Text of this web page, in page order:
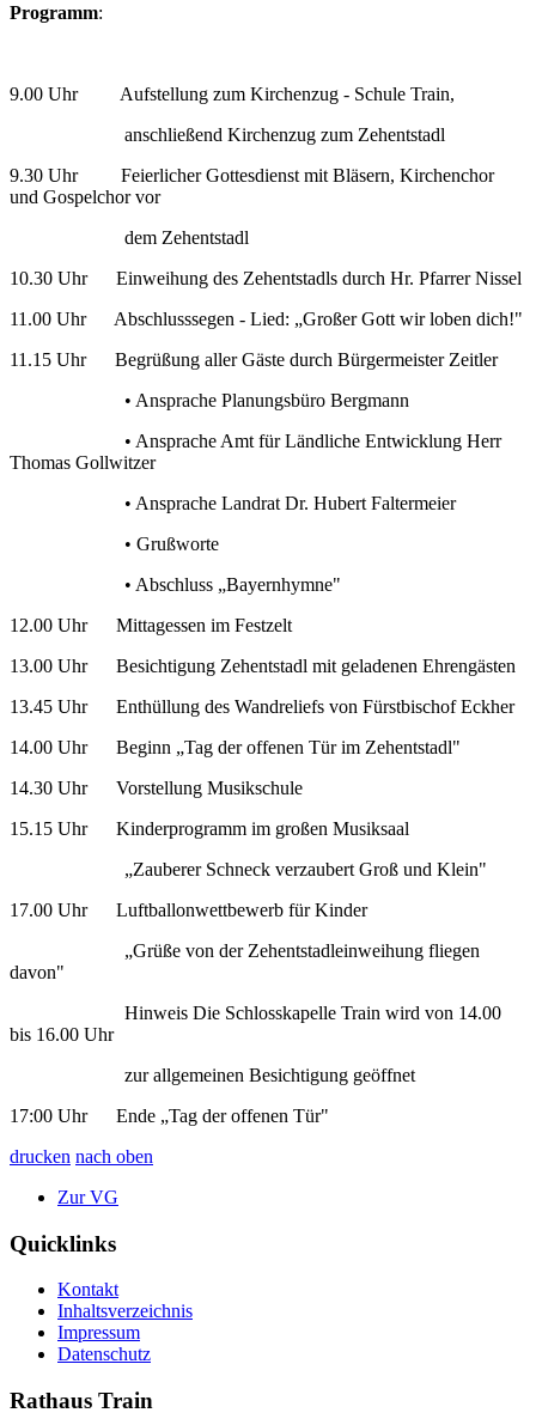
Programm:
9.00 Uhr Aufstellung zum Kirchenzug - Schule Train,
anschließend Kirchenzug zum Zehentstadl
9.30 Uhr Feierlicher Gottesdienst mit Bläsern, Kirchenchor
und Gospelchor vor
dem Zehentstadl
10.30 Uhr Einweihung des Zehentstadls durch Hr. Pfarrer Nissel
11.00 Uhr Abschlusssegen - Lied: „Großer Gott wir loben dich!"
11.15 Uhr Begrüßung aller Gäste durch Bürgermeister Zeitler
• Ansprache Planungsbüro Bergmann
• Ansprache Amt für Ländliche Entwicklung Herr
Thomas Gollwitzer
• Ansprache Landrat Dr. Hubert Faltermeier
• Grußworte
• Abschluss „Bayernhymne"
12.00 Uhr Mittagessen im Festzelt
13.00 Uhr Besichtigung Zehentstadl mit geladenen Ehrengästen
13.45 Uhr Enthüllung des Wandreliefs von Fürstbischof Eckher
14.00 Uhr Beginn „Tag der offenen Tür im Zehentstadl"
14.30 Uhr Vorstellung Musikschule
15.15 Uhr Kinderprogramm im großen Musiksaal
„Zauberer Schneck verzaubert Groß und Klein"
17.00 Uhr Luftballonwettbewerb für Kinder
„Grüße von der Zehentstadleinweihung fliegen
davon"
Hinweis Die Schlosskapelle Train wird von 14.00
bis 16.00 Uhr
zur allgemeinen Besichtigung geöffnet
17:00 Uhr Ende „Tag der offenen Tür"
drucken nach oben
Zur VG
Quicklinks
Kontakt
Inhaltsverzeichnis
Impressum
Datenschutz
Rathaus Train